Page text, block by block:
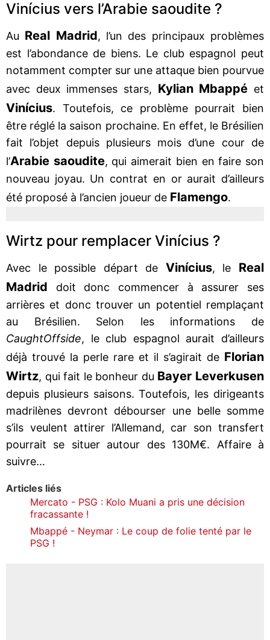
Vinícius vers l’Arabie saoudite ?
Au Real Madrid, l’un des principaux problèmes
est l’abondance de biens. Le club espagnol peut
notamment compter sur une attaque bien pourvue
avec deux immenses stars, Kylian Mbappé et
Vinícius. Toutefois, ce problème pourrait bien
être réglé la saison prochaine. En effet, le Brésilien
fait l’objet depuis plusieurs mois d’une cour de
l’Arabie saoudite, qui aimerait bien en faire son
nouveau joyau. Un contrat en or aurait d’ailleurs
été proposé à l’ancien joueur de Flamengo.
Wirtz pour remplacer Vinícius ?
Avec le possible départ de Vinícius, le Real
Madrid
doit donc commencer à assurer ses
arrières et donc trouver un potentiel remplaçant
au Brésilien. Selon les informations de
CaughtOffside, le club espagnol aurait d’ailleurs
déjà trouvé la perle rare et il s’agirait de Florian
Wirtz, qui fait le bonheur du Bayer Leverkusen
depuis plusieurs saisons. Toutefois, les dirigeants
madrilènes devront débourser une belle somme
s’ils veulent attirer l’Allemand, car son transfert
pourrait se situer autour des 130M€. Affaire à
suivre…
Articles liés
Mercato - PSG : Kolo Muani a pris une décision
fracassante !
Mbappé - Neymar : Le coup de folie tenté par le
PSG !